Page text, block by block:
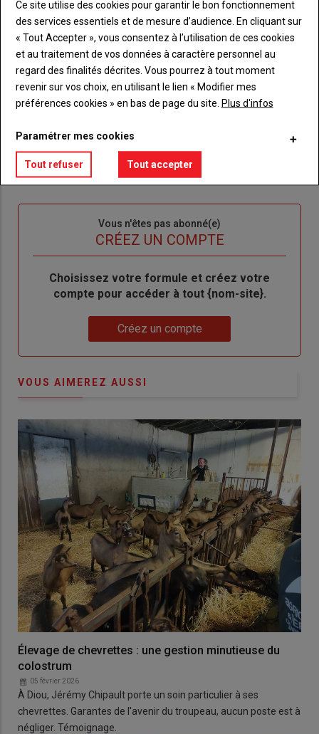
titreTITRE IDENTIFIEZ-VOUS
Body
Connectez-vous à votre compte pour profiter
de votre abonnement
compte"
mot
de
Réinitialiser votre mot de passe
Lien
"Je
me
Vous n'êtes pas abonné(e)
CRÉEZ UN COMPTE
BodyChoisissez votre formule et créez votre
compte pour accéder à tout {nom-site}.
Créez un compte
VOUS AIMEREZ AUSSI
Élevage de chevrettes : une gestion minutieuse du
colostrum
05 février 2026
À Diou, Jérémy Chipault porte un soin particulier à ses
chevrettes. Garantes de l'avenir du troupeau, aucun poste est à
négliger. Témoignage.
Ce site utilise des cookies pour garantir le bon fonctionnement
des services essentiels et de mesure d’audience. En cliquant sur
« Tout Accepter », vous consentez à l’utilisation de ces cookies
et au traitement de vos données à caractère personnel au
regard des finalités décrites. Vous pourrez à tout moment
revenir sur vos choix, en utilisant le lien « Modifier mes
préférences cookies » en bas de page du site. Plus d'infos
Paramétrer mes cookies
Tout refuser Tout accepter